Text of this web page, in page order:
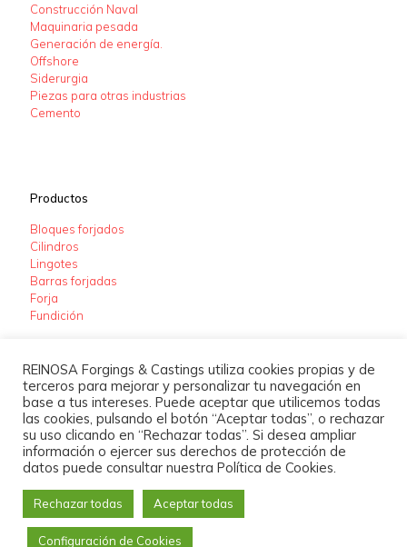
Construcción Naval
Maquinaria pesada
Generación de energía.
Offshore
Siderurgia
Piezas para otras industrias
Cemento
Productos
Bloques forjados
Cilindros
Lingotes
Barras forjadas
Forja
Fundición
© 2021 Reinosa Forgings & Castings. Todos los derechos
reservados.Política de Cookies Aviso Legal
Privacidad
REINOSA Forgings & Castings utiliza cookies propias y de
terceros para mejorar y personalizar tu navegación en
base a tus intereses. Puede aceptar que utilicemos todas
las cookies, pulsando el botón “Aceptar todas”, o rechazar
su uso clicando en “Rechazar todas”. Si desea ampliar
información o ejercer sus derechos de protección de
datos puede consultar nuestra Política de Cookies.
Rechazar todas Aceptar todas
Configuración de Cookies